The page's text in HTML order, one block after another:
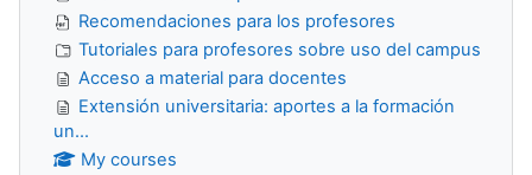
Recomendaciones para los profesores
Tutoriales para profesores sobre uso del campus
Acceso a material para docentes
Extensión universitaria: aportes a la formación
un...
My courses